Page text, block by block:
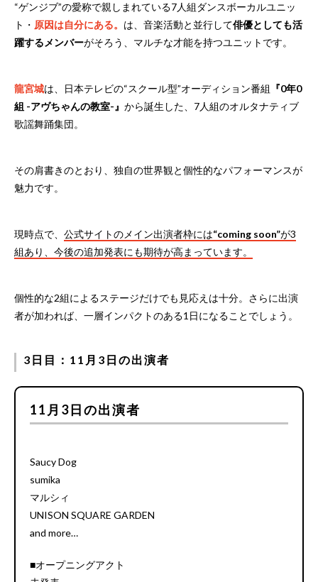
“ゲンジブ”の愛称で親しまれている7人組ダンスボーカルユニッ
ト・ 原因は自分にある。 は、音楽活動と並行して俳優としても活
躍するメンバーがそろう、マルチな才能を持つユニットです。
龍宮城は、日本テレビの“スクール型”オーディション番組 『0年0
組 -アヴちゃんの教室-』 から誕生した、7人組のオルタナティブ
歌謡舞踊集団。
その肩書きのとおり、独自の世界観と個性的なパフォーマンスが
魅力です。
現時点で、 公式サイトのメイン出演者枠には“coming soon”が3
組あり、今後の追加発表にも期待が高まっています。
個性的な2組によるステージだけでも見応えは十分。さらに出演
者が加われば、一層インパクトのある1日になることでしょう。
3日目：11月3日の出演者
11月3日の出演者
Saucy Dog
sumika
マルシィ
UNISON SQUARE GARDEN
and more…
■オープニングアクト